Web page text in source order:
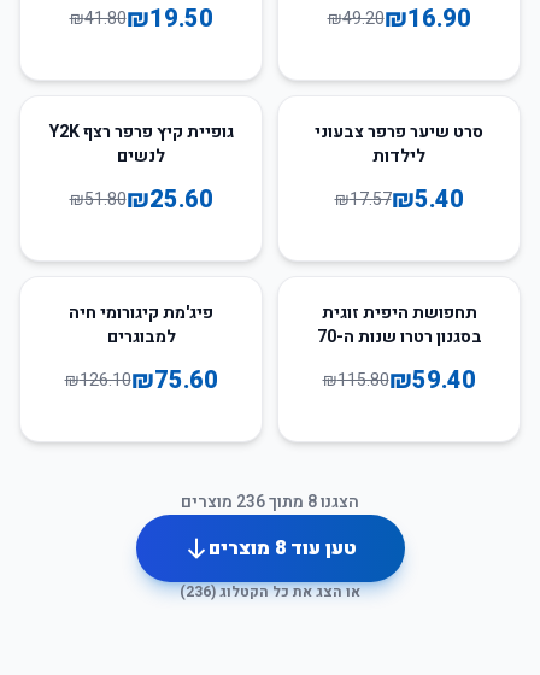
₪16.90
₪49.20
₪19.50
₪41.80
69
סרט שיער פרפר צבעוני
לילדות
₪5.40
₪17.57
51%
גופיית קיץ פרפר רצף Y2K
לנשים
₪25.60
₪51.80
49תחפושת היפית זוגית
בסגנון רטרו שנות ה-70
₪59.40
₪115.80
פיג'מת קיגורומי חיה
למבוגרים
₪75.60
₪126.10
הצגנו8 מתוך236 מוצרים
טען עוד8 מוצרים
או הצג את כל הקטלוג (236
)